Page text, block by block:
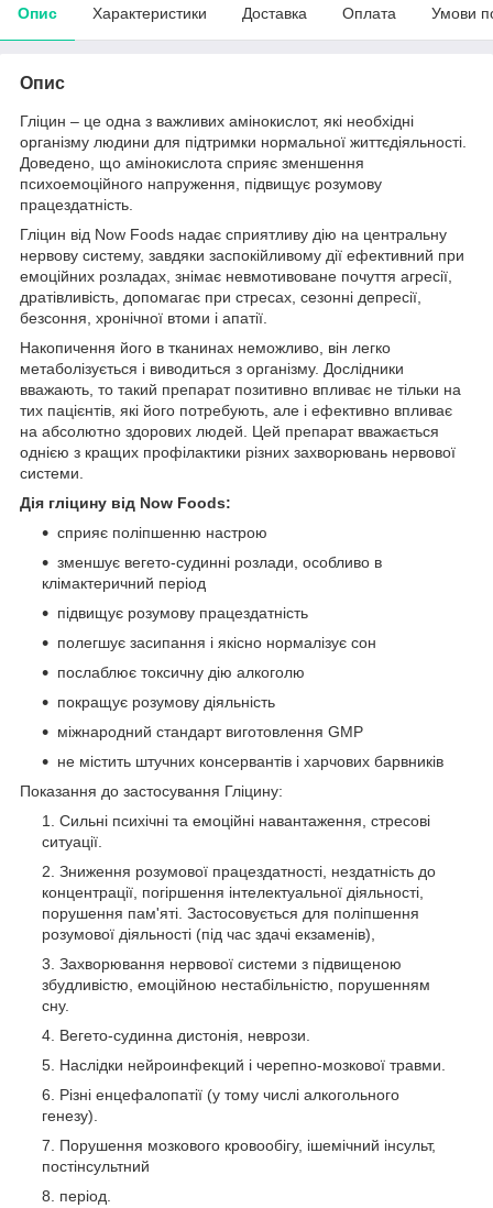
Опис Характеристики Доставка Оплата Умови
Опис
Гліцин – це одна з важливих амінокислот, які необхідні
організму людини для підтримки нормальної життєдіяльності.
Доведено, що амінокислота сприяє зменшення
психоемоційного напруження, підвищує розумову
працездатність.
Гліцин від Now Foods надає сприятливу дію на центральну
нервову систему, завдяки заспокійливому дії ефективний при
емоційних розладах, знімає невмотивоване почуття агресії,
дратівливість, допомагає при стресах, сезонні депресії,
безсоння, хронічної втоми і апатії.
Накопичення його в тканинах неможливо, він легко
метаболізується і виводиться з організму. Дослідники
вважають, то такий препарат позитивно впливає не тільки на
тих пацієнтів, які його потребують, але і ефективно впливає
на абсолютно здорових людей. Цей препарат вважається
однією з кращих профілактики різних захворювань нервової
системи.
Дія гліцину від Now Foods:
сприяє поліпшенню настрою
зменшує вегето-судинні розлади, особливо в
клімактеричний період
підвищує розумову працездатність
полегшує засипання і якісно нормалізує сон
послаблює токсичну дію алкоголю
покращує розумову діяльність
міжнародний стандарт виготовлення GMP
не містить штучних консервантів і харчових барвників
Показання до застосування Гліцину:
Сильні психічні та емоційні навантаження, стресові
ситуації.
Зниження розумової працездатності, нездатність до
концентрації, погіршення інтелектуальної діяльності,
порушення пам'яті. Застосовується для поліпшення
розумової діяльності (під час здачі екзаменів),
Захворювання нервової системи з підвищеною
збудливістю, емоційною нестабільністю, порушенням
сну.
Вегето-судинна дистонія, неврози.
Наслідки нейроинфекций і черепно-мозкової травми.
Різні енцефалопатії (у тому числі алкогольного
генезу).
Порушення мозкового кровообігу, ішемічний інсульт,
постінсультний
період.